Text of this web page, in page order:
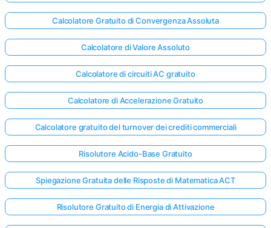
Calcolatore Gratuito di Convergenza Assoluta
Calcolatore di Valore Assoluto
Calcolatore di circuiti AC gratuito
Calcolatore di Accelerazione Gratuito
Calcolatore gratuito del turnover dei crediti commerciali
Risolutore Acido-Base Gratuito
Spiegazione Gratuita delle Risposte di Matematica ACT
Risolutore Gratuito di Energia di Attivazione